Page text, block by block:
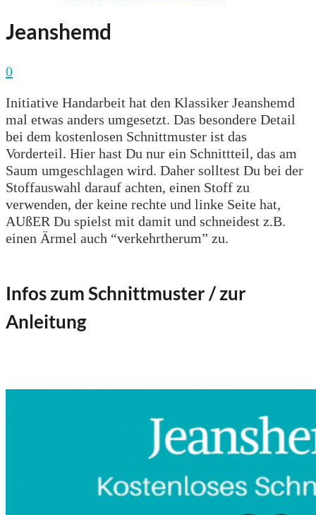
Jeanshemd
0
Initiative Handarbeit hat den Klassiker Jeanshemd
mal etwas anders umgesetzt. Das besondere Detail
bei dem kostenlosen Schnittmuster ist das
Vorderteil. Hier hast Du nur ein Schnittteil, das am
Saum umgeschlagen wird. Daher solltest Du bei der
Stoffauswahl darauf achten, einen Stoff zu
verwenden, der keine rechte und linke Seite hat,
AUßER Du spielst mit damit und schneidest z.B.
einen Ärmel auch “verkehrtherum” zu.
Infos zum Schnittmuster / zur
Anleitung